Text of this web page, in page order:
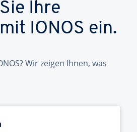
Ihre
IONOS ein.
Wir zeigen Ihnen, was